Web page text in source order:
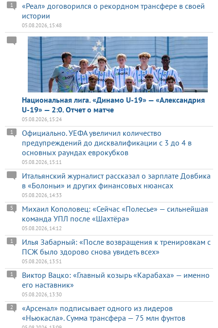
«Реал» договорился о рекордном трансфере в своей
истории
1
05.08.2026, 15:48
Национальная лига. «Динамо U-19» — «Александрия
U-19» — 2:0. Отчет о матче
05.08.2026, 15:24
Официально. УЕФА увеличил количество
предупреждений до дисквалификации с 3 до 4 в
основных раундах еврокубков
1
05.08.2026, 15:11
Итальянский журналист рассказал о зарплате Довбика
в «Болоньи» и других финансовых нюансах
05.08.2026, 14:33
Михаил Кополовец: «Сейчас «Полесье» — сильнейшая
команда УПЛ после «Шахтёра»
5
05.08.2026, 14:12
Илья Забарный: «После возвращения к тренировкам с
ПСЖ было здорово снова увидеть всех»
1
05.08.2026, 13:51
Виктор Вацко: «Главный козырь «Карабаха» — именно
его наставник»
1
05.08.2026, 13:30
«Арсенал» подписывает одного из лидеров
«Ньюкасла». Сумма трансфера — 75 млн фунтов
2